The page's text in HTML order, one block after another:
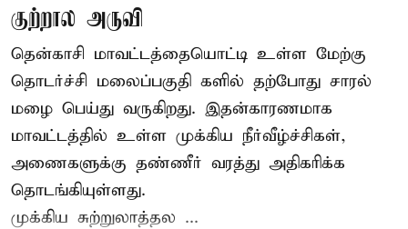
குற்றால அருவி
தென்காசி மாவட்டத்தையொட்டி உள்ள மேற்கு
தொடர்ச்சி மலைப்பகுதி களில் தற்போது சாரல்
மழை பெய்து வருகிறது. இதன்காரணமாக
மாவட்டத்தில் உள்ள முக்கிய நீர்வீழ்ச்சிகள்,
அணைகளுக்கு தண்ணீர் வரத்து அதிகரிக்க
தொடங்கியுள்ளது.
முக்கிய சுற்றுலாத்தல ...